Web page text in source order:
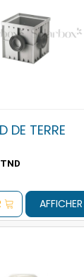
DE TERRE
TND
AFFICHER